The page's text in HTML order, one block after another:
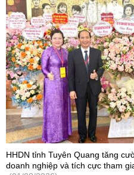
HHDN tỉnh Tuyên Quang tăng
doanh nghiệp và tích cực tham